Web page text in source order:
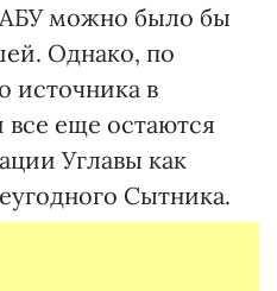
можно было бы
Однако, по
источника в
еще остаются
Углавы как
Сытника.